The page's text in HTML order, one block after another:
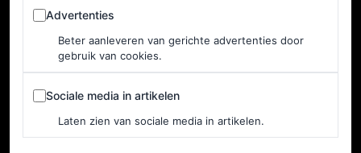
Advertenties
Advertenties
Beter aanleveren van gerichte advertenties door
gebruik van cookies.
Sociale media in artikelen
Sociale media in artikelen
Laten zien van sociale media in artikelen.